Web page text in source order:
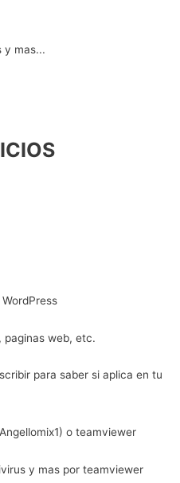
y mas...
paginas web, etc.
para saber si aplica en tu
o teamviewer
y mas por teamviewer